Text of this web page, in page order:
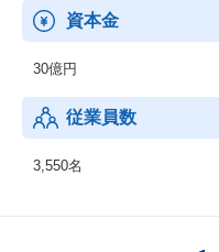
自動車業界における、自動
る高度な技術と手法を活か
* CASE：Connected（つな
hared & Service（シェアリ
頭文字を組み合わせた造語で
資本金
30億円
従業員数
3,550名